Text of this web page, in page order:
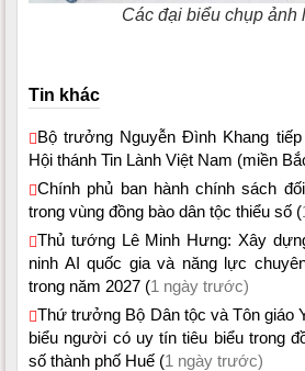
Các đại biểu chụp ảnh
Tin khác
Bộ trưởng Nguyễn Đình Khang
Hội thánh Tin Lành Việt Nam (miền
Chính phủ ban hành chính sách
trong vùng đồng bào dân tộc thiểu số (
Thủ tướng Lê Minh Hưng: Xây
ninh AI quốc gia và năng lực
trong năm 2027 (1 ngày trước)
Thứ trưởng Bộ Dân tộc và Tôn giáo
biểu người có uy tín tiêu biểu trong
số thành phố Huế (1 ngày trước)